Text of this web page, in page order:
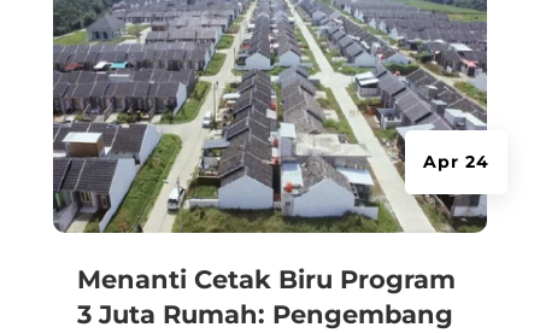
Menanti Cetak Biru Program
3 Juta Rumah: Pengembang
Apr 24